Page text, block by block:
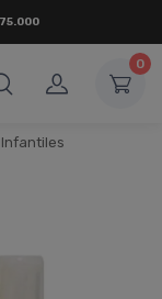
0
Infantiles